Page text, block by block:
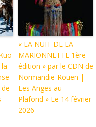
la
de
« LA NUIT DE LA
MARIONNETTE 1ère
édition » par le CDN de
Normandie-Rouen |
Les Anges au
Plafond » Le 14 février
2026